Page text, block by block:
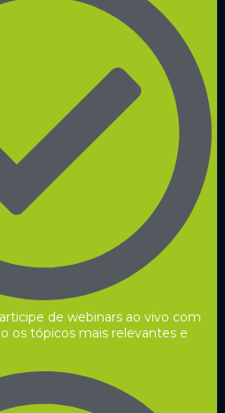
de webinars ao vivo com
os tópicos mais relevantes e